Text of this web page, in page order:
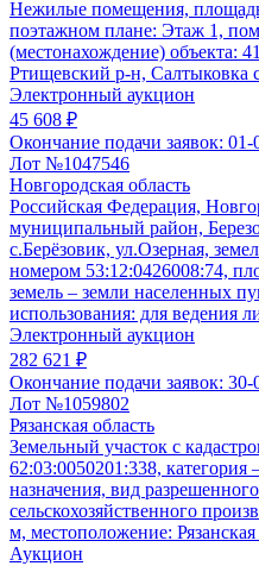
Нежилые помещения,
поэтажном плане: Этаж 1,
(местонахождение) объекта:
Ртищевский р-н, Салтыковка
Электронный аукцион
45 608 ₽
Окончание подачи заявок: 01-
Лот №1047546
Новгородская область
Российская Федерация,
муниципальный район,
с.Берёзовик, ул.Озерная,
номером 53:12:0426008:74,
земель – земли населенных
использования: для ведения
Электронный аукцион
282 621 ₽
Окончание подачи заявок: 30-
Лот №1059802
Рязанская область
Земельный участок с
62:03:0050201:338, категория
назначения, вид
сельскохозяйственного
м, местоположение:
Аукцион